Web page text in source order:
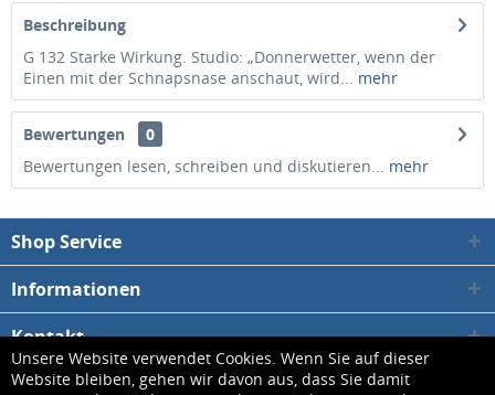
Unsere Website verwendet Cookies. Wenn Sie auf dieser
Website bleiben, gehen wir davon aus, dass Sie damit
Beschreibung
G 132 Starke Wirkung. Studio: „Donnerwetter, wenn der
Einen mit der Schnapsnase anschaut, wird... mehr
Bewertungen
0
Bewertungen lesen, schreiben und diskutieren... mehr
Shop Service
Informationen
Kontakt